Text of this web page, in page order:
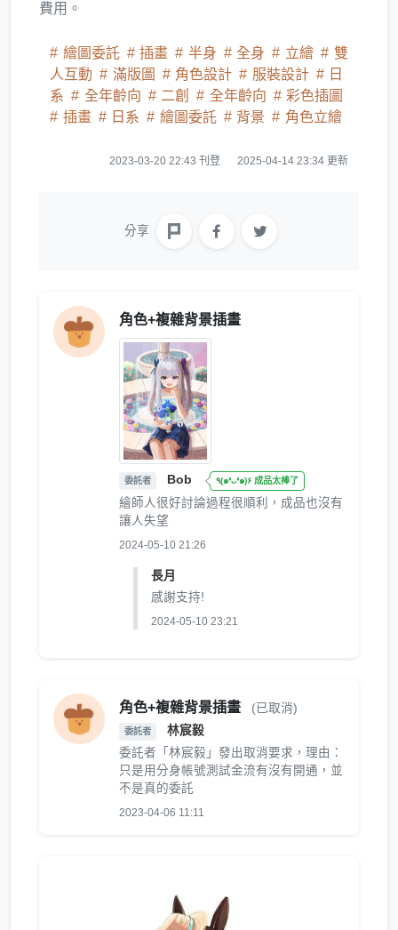
費用。
繪圖委託 插畫 半身 全身 立繪
雙
人互動
滿版圖 角色設計 服裝設計
日
系
全年齡向 二創 全年齡向
彩色插圖
插畫
日系 繪圖委託 背景 角色立繪
2023-03-20 22:43 刊登 2025-04-14 23:34 更新
分享
角色+複雜背景插畫
委託者 Bob ٩(๑❛ᴗ❛๑)۶ 成品太棒了
繪師人很好討論過程很順利，成品也沒有
讓人失望
2024-05-10 21:26
長月
感謝支持!
2024-05-10 23:21
角色+複雜背景插畫 (已取消)
委託者
林宸毅
委託者「林宸毅」發出取消要求，理由：
只是用分身帳號測試金流有沒有開通，並
不是真的委託
2023-04-06 11:11